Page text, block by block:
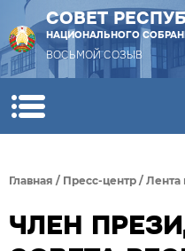
СОВЕТ
НАЦИОНАЛЬНОГО
ВОСЬМОЙ СОЗЫВ
Главная / Пресс-центр / Лента
ЧЛЕН